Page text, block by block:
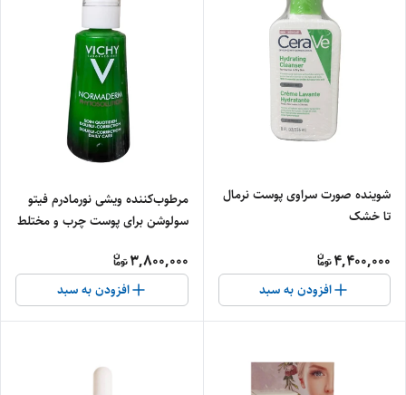
شوینده صورت سراوی پوست نرمال
تا خشک
4,400,000
افزودن به سبد
مرطوب‌کننده ویشی نورمادرم فیتو
سولوشن برای پوست چرب و مختلط
3,800,000
افزودن به سبد